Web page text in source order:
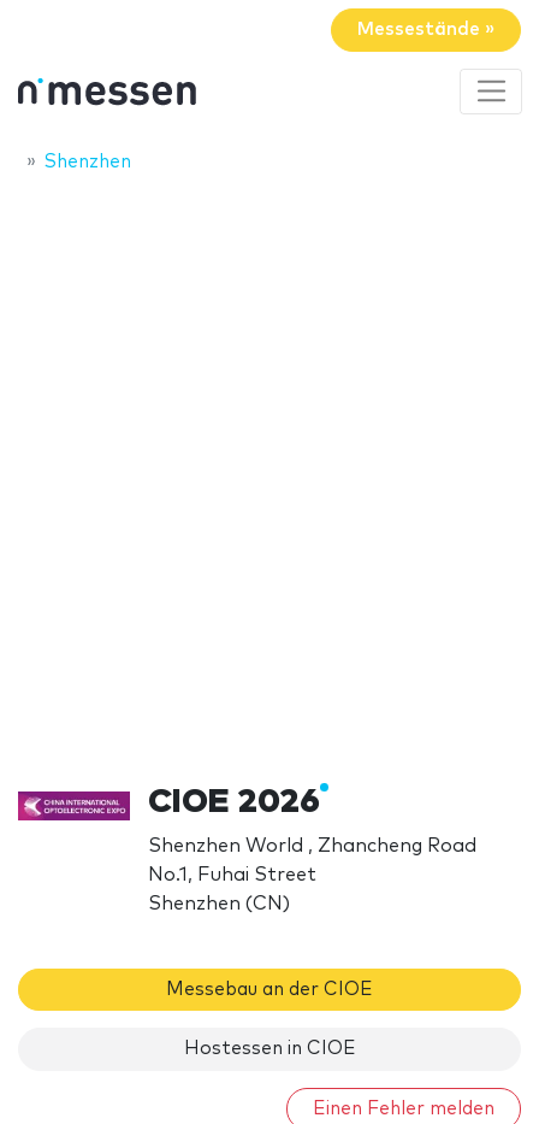
Messestände »
Shenzhen
CIOE 2026
Shenzhen World , Zhancheng Road
No.1, Fuhai Street
Shenzhen (CN)
Messebau an der CIOE
Hostessen in CIOE
Einen Fehler melden